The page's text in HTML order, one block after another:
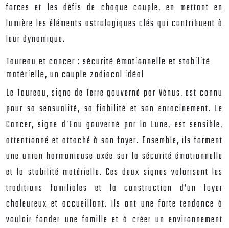
forces et les défis de chaque couple, en mettant en
lumière les éléments astrologiques clés qui contribuent à
leur dynamique.
Taureau et cancer : sécurité émotionnelle et stabilité
matérielle, un couple zodiacal idéal
Le Taureau, signe de Terre gouverné par Vénus, est connu
pour sa sensualité, sa fiabilité et son enracinement. Le
Cancer, signe d’Eau gouverné par la Lune, est sensible,
attentionné et attaché à son foyer. Ensemble, ils forment
une union harmonieuse axée sur la sécurité émotionnelle
et la stabilité matérielle. Ces deux signes valorisent les
traditions familiales et la construction d’un foyer
chaleureux et accueillant. Ils ont une forte tendance à
vouloir fonder une famille et à créer un environnement